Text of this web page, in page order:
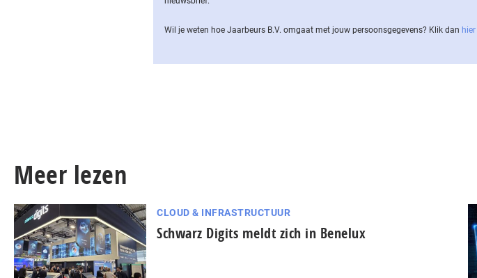
Wil je weten hoe Jaarbeurs B.V. omgaat met jouw per­soons­ge­ge­vens? Klik dan hier
Meer lezen
CLOUD & INFRASTRUCTUUR
Schwarz Digits meldt zich in Benelux